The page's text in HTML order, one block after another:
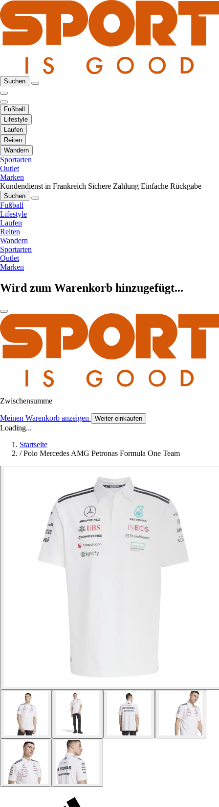
Suchen
Fußball
Lifestyle
Laufen
Reiten
Wandern
Sportarten
Outlet
Marken
Kundendienst in Frankreich Sichere Zahlung Einfache Rückgabe
Suchen
Fußball
Lifestyle
Laufen
Reiten
Wandern
Sportarten
Outlet
Marken
Wird zum Warenkorb hinzugefügt...
Zwischensumme
Meinen Warenkorb anzeigen Weiter einkaufen
Loading...
Startseite
/ Polo Mercedes AMG Petronas Formula One Team